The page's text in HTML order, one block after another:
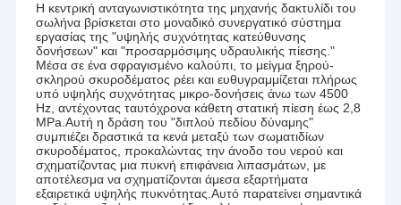
Η κεντρική ανταγωνιστικότητα της μηχανής δακτυλίδι του
σωλήνα βρίσκεται στο μοναδικό συνεργατικό σύστημα
εργασίας της "υψηλής συχνότητας κατεύθυνσης
δονήσεων" και "προσαρμόσιμης υδραυλικής πίεσης."
Μέσα σε ένα σφραγισμένο καλούπι, το μείγμα ξηρού-
σκληρού σκυροδέματος ρέει και ευθυγραμμίζεται πλήρως
υπό υψηλής συχνότητας μικρο-δονήσεις άνω των 4500
Hz, αντέχοντας ταυτόχρονα κάθετη στατική πίεση έως 2,8
MPa.Αυτή η δράση του "διπλού πεδίου δύναμης"
συμπιέζει δραστικά τα κενά μεταξύ των σωματιδίων
σκυροδέματος, προκαλώντας την άνοδο του νερού και
σχηματίζοντας μια πυκνή επιφάνεια λιπασμάτων, με
αποτέλεσμα να σχηματίζονται άμεσα εξαρτήματα
εξαιρετικά υψηλής πυκνότητας.Αυτό παρατείνει σημαντικά